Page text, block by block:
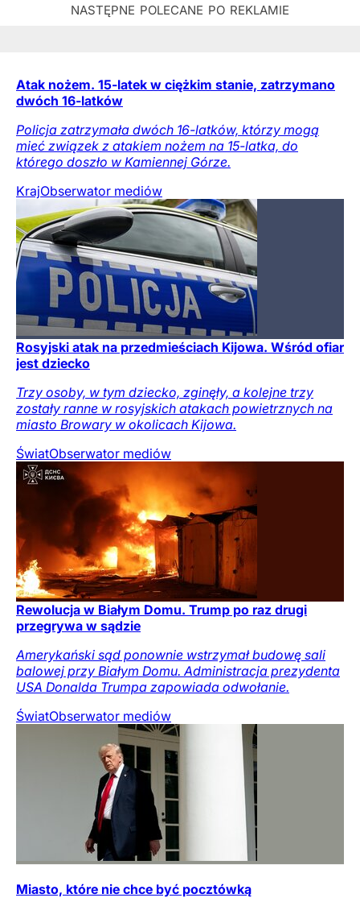
Atak nożem. 15-latek w ciężkim stanie, zatrzymano
dwóch 16-latków
Policja zatrzymała dwóch 16-latków, którzy mogą
mieć związek z atakiem nożem na 15-latka, do
którego doszło w Kamiennej Górze.
KrajObserwator mediów
Rosyjski atak na przedmieściach Kijowa. Wśród ofiar
jest dziecko
Trzy osoby, w tym dziecko, zginęły, a kolejne trzy
zostały ranne w rosyjskich atakach powietrznych na
miasto Browary w okolicach Kijowa.
ŚwiatObserwator mediów
Rewolucja w Białym Domu. Trump po raz drugi
przegrywa w sądzie
Amerykański sąd ponownie wstrzymał budowę sali
balowej przy Białym Domu. Administracja prezydenta
USA Donalda Trumpa zapowiada odwołanie.
ŚwiatObserwator mediów
Miasto, które nie chce być pocztówką